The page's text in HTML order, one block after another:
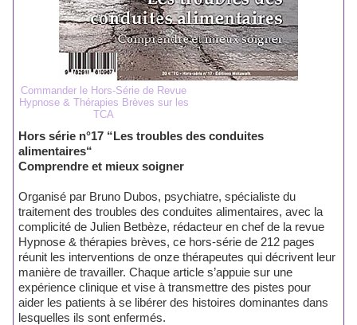
Commander le Hors-Série de Revue
Hypnose & Thérapies Brèves sur les
TCA
Hors série n°17 “Les troubles des conduites
alimentaires“
Comprendre et mieux soigner
Organisé par Bruno Dubos, psychiatre, spécialiste du
traitement des troubles des conduites alimentaires, avec la
complicité de Julien Betbèze, rédacteur en chef de la revue
Hypnose & thérapies brèves, ce hors-série de 212 pages
réunit les interventions de onze thérapeutes qui décrivent leur
manière de travailler. Chaque article s’appuie sur une
expérience clinique et vise à transmettre des pistes pour
aider les patients à se libérer des histoires dominantes dans
lesquelles ils sont enfermés.